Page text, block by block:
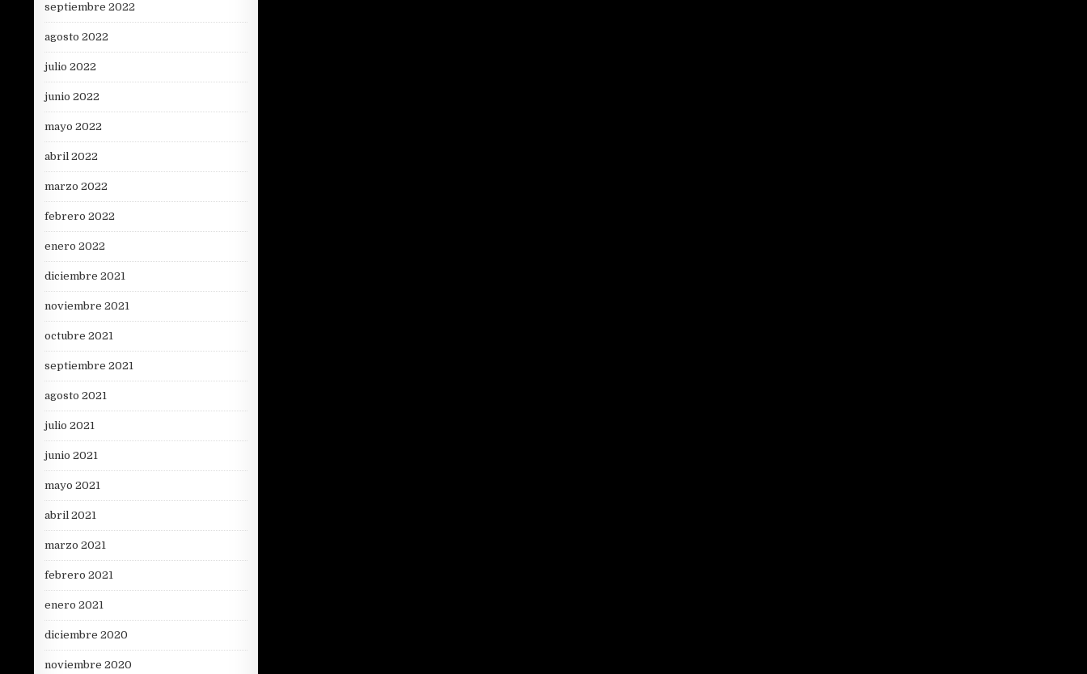
septiembre 2022
agosto 2022
julio 2022
junio 2022
mayo 2022
abril 2022
marzo 2022
febrero 2022
enero 2022
diciembre 2021
noviembre 2021
octubre 2021
septiembre 2021
agosto 2021
julio 2021
junio 2021
mayo 2021
abril 2021
marzo 2021
febrero 2021
enero 2021
diciembre 2020
noviembre 2020